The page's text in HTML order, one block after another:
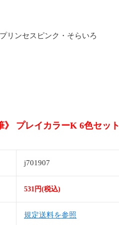
リンセスピンク・そらいろ
》 プレイカラーK 6色セット
j701907
531円(税込)
規定送料を参照